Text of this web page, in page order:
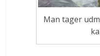
Man tager